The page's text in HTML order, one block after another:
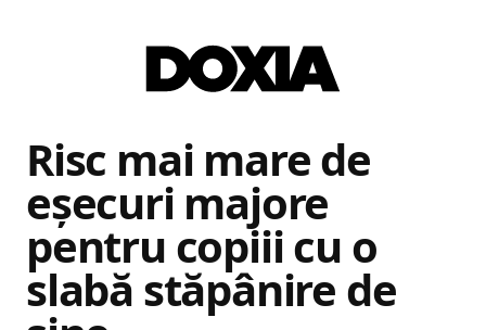
Risc mai mare de
eşecuri majore
pentru copiii cu o
slabă stăpânire de